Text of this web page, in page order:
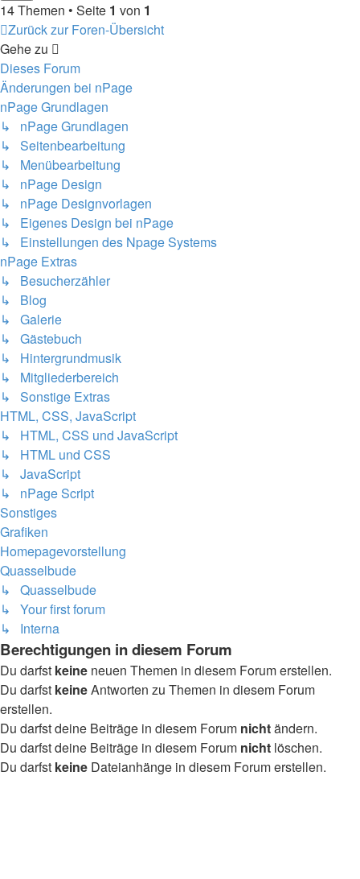
14 Themen • Seite 1 von 1
Zurück zur Foren-Übersicht
Gehe zu
Dieses Forum
Änderungen bei nPage
nPage Grundlagen
↳ nPage Grundlagen
↳ Seitenbearbeitung
↳ Menübearbeitung
↳ nPage Design
↳ nPage Designvorlagen
↳ Eigenes Design bei nPage
↳ Einstellungen des Npage Systems
nPage Extras
↳ Besucherzähler
↳ Blog
↳ Galerie
↳ Gästebuch
↳ Hintergrundmusik
↳ Mitgliederbereich
↳ Sonstige Extras
HTML, CSS, JavaScript
↳ HTML, CSS und JavaScript
↳ HTML und CSS
↳ JavaScript
↳ nPage Script
Sonstiges
Grafiken
Homepagevorstellung
Quasselbude
↳ Quasselbude
↳ Your first forum
↳ Interna
Berechtigungen in diesem Forum
Du darfst keine neuen Themen in diesem Forum erstellen.
Du darfst keineAntworten zu Themen in diesem Forum
erstellen.
Du darfst deine Beiträge in diesem Forum nichtändern.
Du darfst deine Beiträge in diesem Forum nicht löschen.
Du darfst keine Dateianhänge in diesem Forum erstellen.